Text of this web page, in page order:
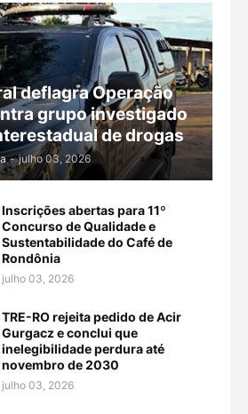
deflagra Operação
grupo investigado
de drogas
- julho 03, 2026
Inscrições abertas para 11º
Concurso de Qualidade e
Sustentabilidade do Café de
Rondônia
julho 03, 2026
TRE-RO rejeita pedido de Acir
Gurgacz e conclui que
inelegibilidade perdura até
novembro de 2030
julho 03, 2026